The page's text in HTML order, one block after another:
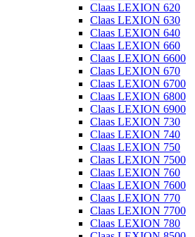
Claas LEXION 620
Claas LEXION 630
Claas LEXION 640
Claas LEXION 660
Claas LEXION 6600
Claas LEXION 670
Claas LEXION 6700
Claas LEXION 6800
Claas LEXION 6900
Claas LEXION 730
Claas LEXION 740
Claas LEXION 750
Claas LEXION 7500
Claas LEXION 760
Claas LEXION 7600
Claas LEXION 770
Claas LEXION 7700
Claas LEXION 780